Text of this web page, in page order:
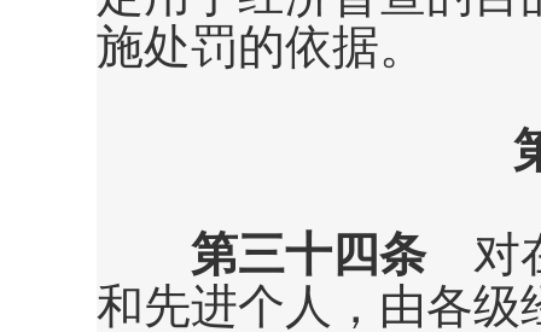
施处罚的依据。
第三十四条对在
和先进个人，由各级